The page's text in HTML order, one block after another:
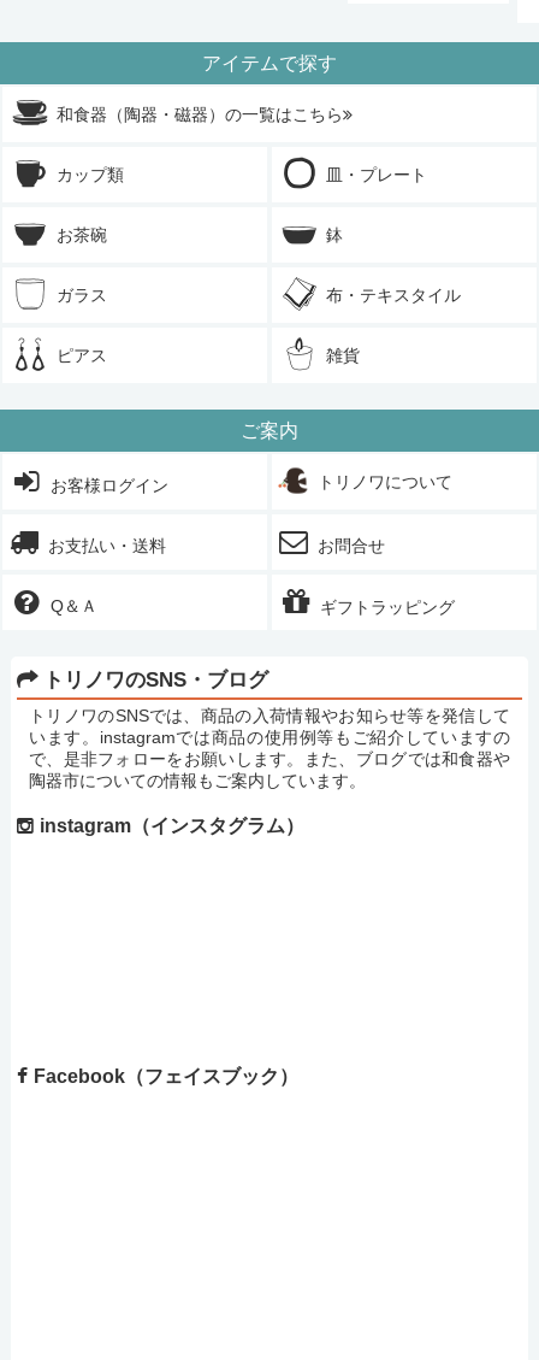
アイテムで探す
和食器（陶器・磁器）の一覧はこちら
カップ類 皿・プレート
お茶碗 鉢
ガラス 布・テキスタイル
ピアス 雑貨
ご案内
お客様ログイン トリノワについて
お支払い・送料 お問合せ
Q＆Ａ ギフトラッピング
トリノワのSNS・ブログ
トリノワのSNSでは、商品の入荷情報やお知らせ等を発信して
います。instagramでは商品の使用例等もご紹介していますの
で、是非フォローをお願いします。また、ブログでは和食器や
陶器市についての情報もご案内しています。
instagram（インスタグラム）
Facebook（フェイスブック）